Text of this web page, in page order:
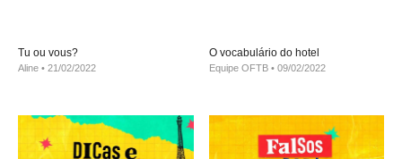
Tu ou vous?
Aline 21/02/2022
O vocabulário do hotel
Equipe OFTB 09/02/2022